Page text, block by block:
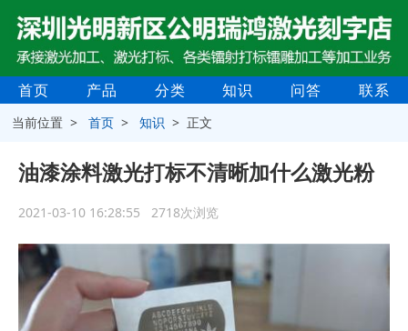
首页 产品 分类 知识 问答 联系
当前位置 >首页 >知识 > 正文
油漆涂料激光打标不清晰加什么激光粉
2021-03-10 16:28:55 2718次浏览